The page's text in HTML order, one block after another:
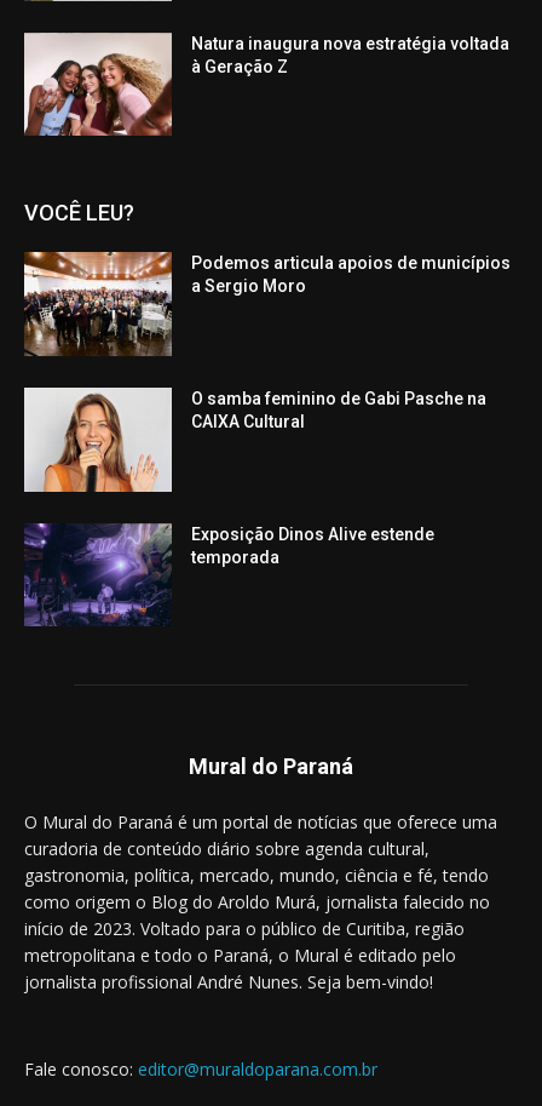
Natura inaugura nova estratégia voltada
à Geração Z
VOCÊ LEU?
Podemos articula apoios de municípios
a Sergio Moro
O samba feminino de Gabi Pasche na
CAIXA Cultural
Exposição Dinos Alive estende
temporada
Mural do Paraná
O Mural do Paraná é um portal de notícias que oferece uma
curadoria de conteúdo diário sobre agenda cultural,
gastronomia, política, mercado, mundo, ciência e fé, tendo
como origem o Blog do Aroldo Murá, jornalista falecido no
início de 2023. Voltado para o público de Curitiba, região
metropolitana e todo o Paraná, o Mural é editado pelo
jornalista profissional André Nunes. Seja bem-vindo!
Fale conosco: editor@muraldoparana.com.br